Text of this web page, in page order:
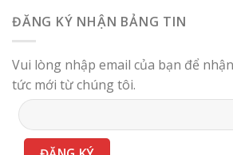
ĐĂNG KÝ NHẬN BẢNG TIN
Vui lòng nhập email của bạn để
tức mới từ chúng tôi.